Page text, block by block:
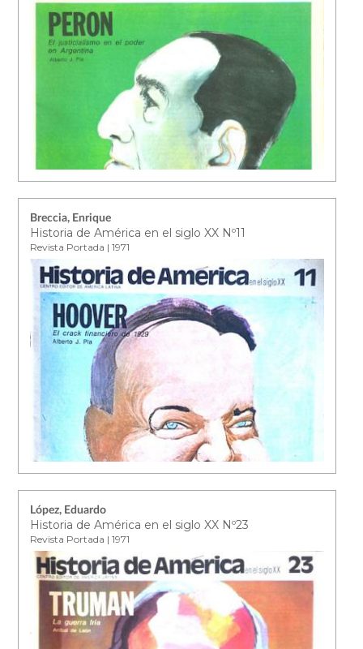
Breccia, Enrique
Historia de América en el siglo XX Nº11
Revista Portada | 1971
López, Eduardo
Historia de América en el siglo XX Nº23
Revista Portada | 1971